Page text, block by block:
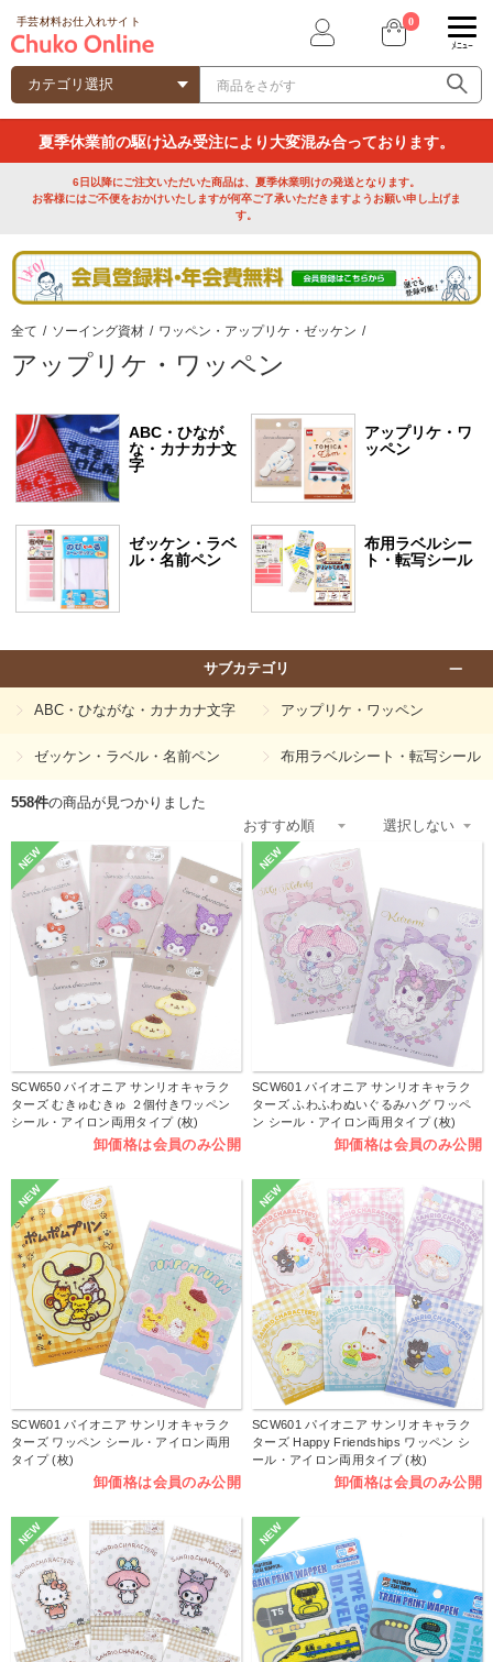
手芸材料お仕入れサイト 0
ﾒﾆｭｰ
夏季休業前の駆け込み受注により大変混み合っております。
6日以降にご注文いただいた商品は、夏季休業明けの発送となります。
お客様にはご不便をおかけいたしますが何卒ご了承いただきますようお願い申し上げま
す。
全て / ソーイング資材 / ワッペン・アップリケ・ゼッケン /
アップリケ・ワッペン
ABC・ひなが
な・カナカナ文
字
アップリケ・ワ
ッペン
ゼッケン・ラベ
ル・名前ペン
布用ラベルシー
ト・転写シール
サブカテゴリ
ABC・ひながな・カナカナ文字 アップリケ・ワッペン
ゼッケン・ラベル・名前ペン 布用ラベルシート・転写シール
558件の商品が見つかりました
NEW
SCW650 パイオニア サンリオキャラク
ターズ むきゅむきゅ ２個付きワッペン
シール・アイロン両用タイプ (枚)
卸価格は会員のみ公開
NEW
SCW601 パイオニア サンリオキャラク
ターズ ふわふわぬいぐるみハグ ワッペ
ン シール・アイロン両用タイプ (枚)
卸価格は会員のみ公開
NEW
SCW601 パイオニア サンリオキャラク
ターズ ワッペン シール・アイロン両用
タイプ (枚)
卸価格は会員のみ公開
NEW
SCW601 パイオニア サンリオキャラク
ターズ Happy Friendships ワッペン シ
ール・アイロン両用タイプ (枚)
卸価格は会員のみ公開
NEW NEW